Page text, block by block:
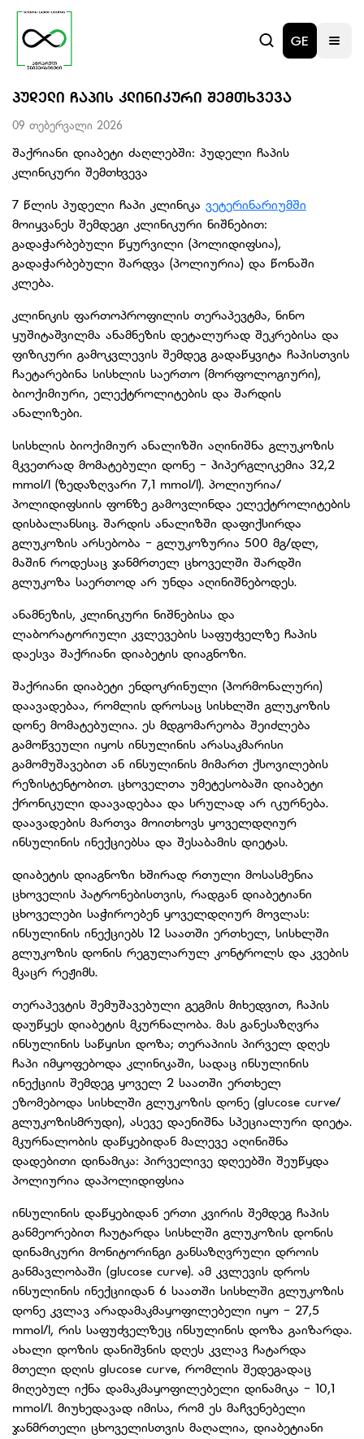
GE
ᲞᲣᲓᲔᲚᲘ ᲩᲐᲞᲘᲡ ᲙᲚᲘᲜᲘᲙᲣᲠᲘ ᲨᲔᲛᲗᲮᲕᲔᲕᲐ
09 თებერვალი 2026
შაქრიანი დიაბეტი ძაღლებში: პუდელი ჩაპის
კლინიკური შემთხვევა
7 წლის პუდელი ჩაპი კლინიკა ვეტერინარიუმში
მოიყვანეს შემდეგი კლინიკური ნიშნებით:
გადაჭარბებული წყურვილი (პოლიდიფსია),
გადაჭარბებული შარდვა (პოლიურია) და წონაში
კლება.
კლინიკის ფართოპროფილის თერაპევტმა, ნინო
ყუშიტაშვილმა ანამნეზის დეტალურად შეკრებისა და
ფიზიკური გამოკვლევის შემდეგ გადაწყვიტა ჩაპისთვის
ჩაეტარებინა სისხლის საერთო (მორფოლოგიური),
ბიოქიმიური, ელექტროლიტების და შარდის
ანალიზები.
სისხლის ბიოქიმიურ ანალიზში აღინიშნა გლუკოზის
მკვეთრად მომატებული დონე - ჰიპერგლიკემია 32,2
mmol/l (ზედაზღვარი 7,1 mmol/l). პოლიურია/
პოლიდიფსიის ფონზე გამოვლინდა ელექტროლიტების
დისბალანსიც. შარდის ანალიზში დაფიქსირდა
გლუკოზის არსებობა - გლუკოზურია 500 მგ/დლ,
მაშინ როდესაც ჯანმრთელ ცხოველში შარდში
გლუკოზა საერთოდ არ უნდა აღინიშნებოდეს.
ანამნეზის, კლინიკური ნიშნებისა და
ლაბორატორიული კვლევების საფუძველზე ჩაპის
დაესვა შაქრიანი დიაბეტის დიაგნოზი.
შაქრიანი დიაბეტი ენდოკრინული (ჰორმონალური)
დაავადებაა, რომლის დროსაც სისხლში გლუკოზის
დონე მომატებულია. ეს მდგომარეობა შეიძლება
გამოწვეული იყოს ინსულინის არასაკმარისი
გამომუშავებით ან ინსულინის მიმართ ქსოვილების
რეზისტენტობით. ცხოველთა უმეტესობაში დიაბეტი
ქრონიკული დაავადებაა და სრულად არ იკურნება.
დაავადების მართვა მოითხოვს ყოველდღიურ
ინსულინის ინექციებსა და შესაბამის დიეტას.
დიაბეტის დიაგნოზი ხშირად რთული მოსასმენია
ცხოველის პატრონებისთვის, რადგან დიაბეტიანი
ცხოველები საჭიროებენ ყოველდღიურ მოვლას:
ინსულინის ინექციებს 12 საათში ერთხელ, სისხლში
გლუკოზის დონის რეგულარულ კონტროლს და კვების
მკაცრ რეჟიმს.
თერაპევტის შემუშავებული გეგმის მიხედვით, ჩაპის
დაუწყეს დიაბეტის მკურნალობა. მას განესაზღვრა
ინსულინის საწყისი დოზა; თერაპიის პირველ დღეს
ჩაპი იმყოფებოდა კლინიკაში, სადაც ინსულინის
ინექციის შემდეგ ყოველ 2 საათში ერთხელ
ეზომებოდა სისხლში გლუკოზის დონე (glucose curve/
გლუკოზისმრუდი), ასევე დაენიშნა სპეციალური დიეტა.
მკურნალობის დაწყებიდან მალევე აღინიშნა
დადებითი დინამიკა: პირველივე დღეებში შეუწყდა
პოლიურია დაპოლიდიფსია
ინსულინის დაწყებიდან ერთი კვირის შემდეგ ჩაპის
განმეორებით ჩაუტარდა სისხლში გლუკოზის დონის
დინამიკური მონიტორინგი განსაზღვრული დროის
განმავლობაში (glucose curve). ამ კვლევის დროს
ინსულინის ინექციიდან 6 საათში სისხლში გლუკოზის
დონე კვლავ არადამაკმაყოფილებელი იყო - 27,5
mmol/l, რის საფუძველზეც ინსულინის დოზა გაიზარდა.
ახალი დოზის დანიშვნის დღეს კვლავ ჩატარდა
მთელი დღის glucose curve, რომლის შედეგადაც
მიღებულ იქნა დამაკმაყოფილებელი დინამიკა - 10,1
mmol/l. მიუხედავად იმისა, რომ ეს მაჩვენებელი
ჯანმრთელი ცხოველისთვის მაღალია, დიაბეტიანი